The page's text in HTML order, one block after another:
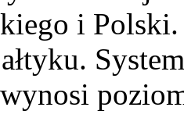
i Polski.